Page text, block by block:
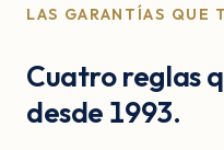
LAS GARANTÍAS QUE
Cuatro reglas
desde 1993.